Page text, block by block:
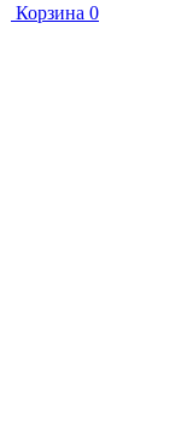
Корзина 0